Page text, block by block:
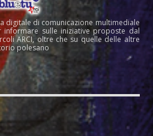
digitale di comunicazione multimediale
informare sulle iniziative proposte dal
ARCI, oltre che su quelle delle altre
polesano